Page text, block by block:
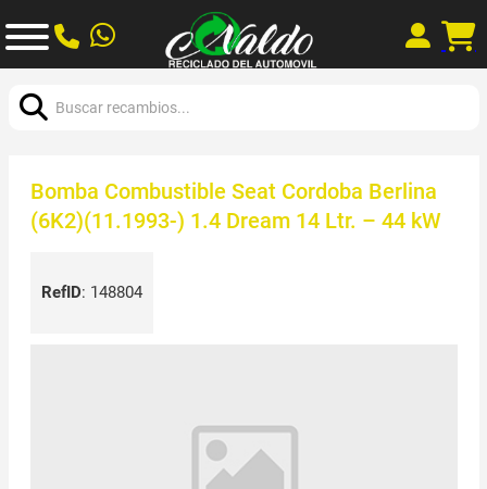
Bomba Combustible Seat Cordoba Berlina
(6K2)(11.1993-) 1.4 Dream 14 Ltr. – 44 kW
RefID: 148804